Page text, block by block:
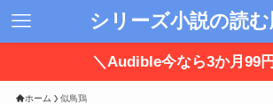
シリーズ小説の読
＼Audible今なら3か月99
ホーム 似鳥鶏